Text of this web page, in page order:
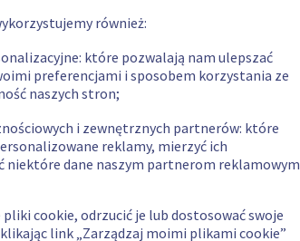
również:
które pozwalają nam ulepszać
preferencjami i sposobem korzystania ze
naszych stron;
i zewnętrznych partnerów: które
reklamy, mierzyć ich
niektóre dane naszym partnerom reklamowym
cookie, odrzucić je lub dostosować swoje
link „Zarządzaj moimi plikami cookie”